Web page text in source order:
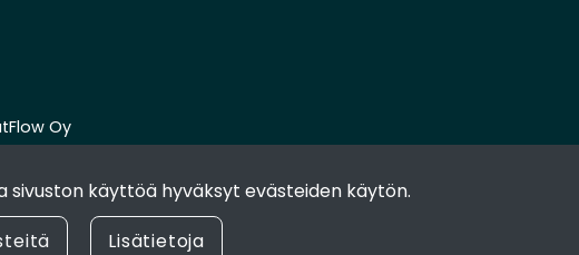
käyttöä hyväksyt evästeiden käytön.
Lisätietoja
Oy